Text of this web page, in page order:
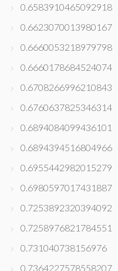
0.6583910465092918
0.6623070013980167
0.6660053218979798
0.6660178684524074
0.6708266996210843
0.6760637825346314
0.6894084099436101
0.6894394516804966
0.6955442982015279
0.6980597017431887
0.7253892320394092
0.7258976821784551
0.731040738156976
0.7364227578558207